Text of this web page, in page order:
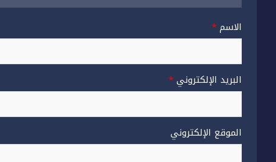
الاسم*
البريد الإلكتروني*
الموقع الإلكتروني